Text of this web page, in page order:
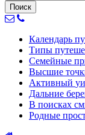
Календарь
Типы
Семейные
Высшие
Активный
Дальние
В поисках
Родные